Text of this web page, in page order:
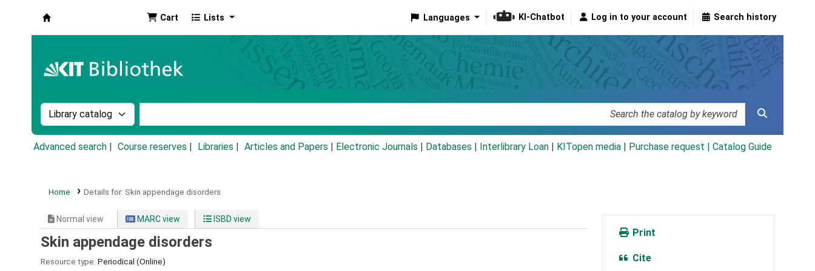
Cart Lists Languages KI-Chatbot Log in to your account Search history
Search the catalog by:
Advanced search Course reserves Libraries Articles and Papers Electronic Journals Databases Interlibrary Loan KITopen media Purchase request | Catalog Guide
Home Details for: Skin appendage disorders
Normal view MARC view ISBD view
Skin appendage disorders
Resource type: Periodical (Online)
Print
Cite